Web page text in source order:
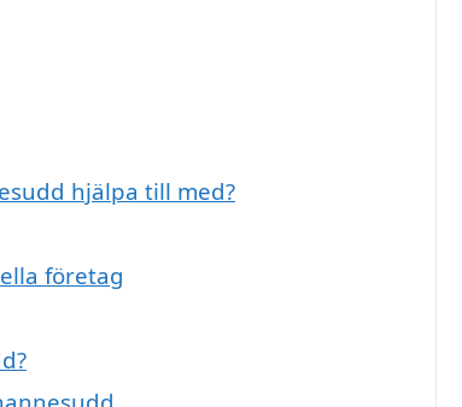
hjälpa till med?
företag